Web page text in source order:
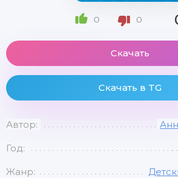
0 0
Скачать
Скачать в TG
Автор:
Год:
Жанр: